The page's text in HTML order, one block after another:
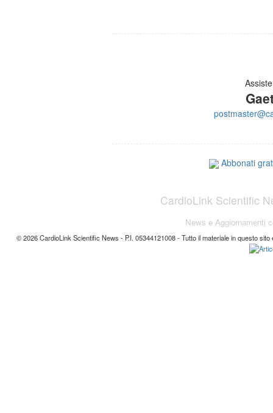
Abbonati
CardioLink Scientific
News e Aggiornamenti
© 2026 CardioLink Scientific News - P.I. 05344121008 - Tutto il materiale in questo